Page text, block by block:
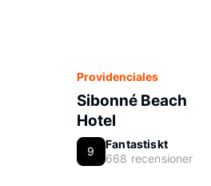
Providenciales
Sibonné Beach
Hotel
9
Fantastiskt
668 recensioner